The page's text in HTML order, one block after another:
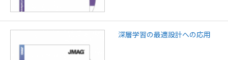
深層学習の最適設計への応用